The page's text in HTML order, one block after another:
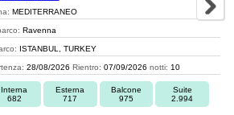
MEDITERRANEO
Ravenna
ISTANBUL, TURKEY
28/08/2026 Rientro: 07/09/2026 notti: 10
Interna
682
Esterna
717
Balcone
975
Suite
2.994